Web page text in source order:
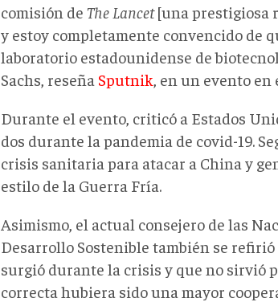
comisión de The Lancet[una prestigiosa
y estoy completamente convencido de
laboratorio estadounidense de
Sachs, reseña Sputnik, en un evento
Durante el evento, criticó a Estados
dos durante la pandemia de covid-19.
crisis sanitaria para atacar a China y
estilo de la Guerra Fría.
Asimismo, el actual consejero de las
Desarrollo Sostenible también se
surgió durante la crisis y que no sirvió
correcta hubiera sido una mayor